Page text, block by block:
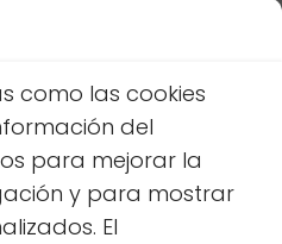
como las cookies
del
para mejorar la
y para mostrar
El